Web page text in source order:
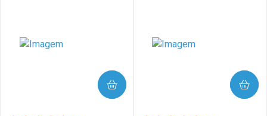
COMPRAR COMPRAR